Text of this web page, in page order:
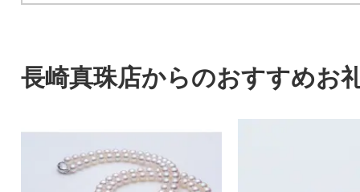
長崎真珠店からのおすすめお